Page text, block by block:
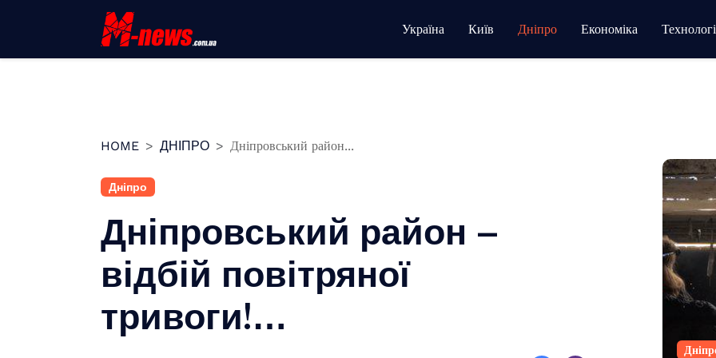
Україна Київ Дніпро Економіка
HOME ДНІПРО Дніпровський район...
Дніпро
Дніпровський район –
відбій повітряної
тривоги!…